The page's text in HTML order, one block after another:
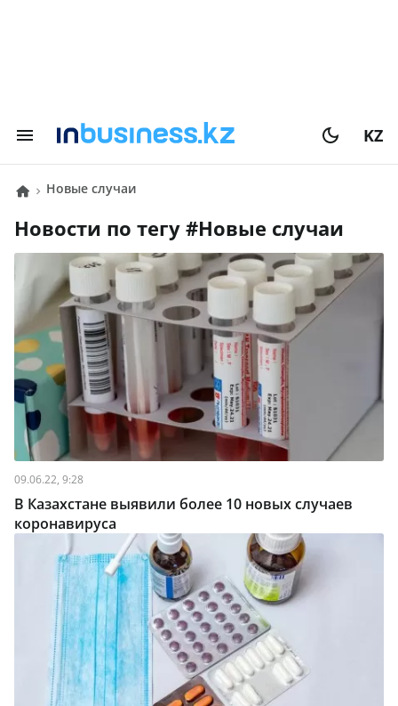
KZ
новые случаи
Новости по тегу # новые случаи
09.06.22, 9:28
В Казахстане выявили более 10 новых случаев
коронавируса